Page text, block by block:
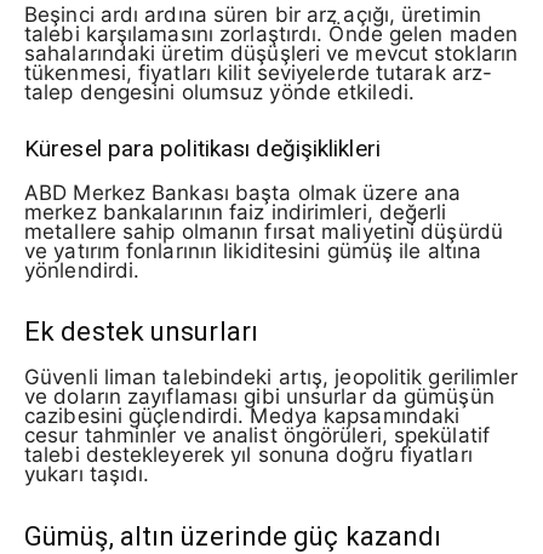
Beşinci ardı ardına süren bir arz açığı, üretimin
talebi karşılamasını zorlaştırdı. Önde gelen maden
sahalarındaki üretim düşüşleri ve mevcut stokların
tükenmesi, fiyatları kilit seviyelerde tutarak arz-
talep dengesini olumsuz yönde etkiledi.
Küresel para politikası değişiklikleri
ABD Merkez Bankası başta olmak üzere ana
merkez bankalarının faiz indirimleri, değerli
metallere sahip olmanın fırsat maliyetini düşürdü
ve yatırım fonlarının likiditesini gümüş ile altına
yönlendirdi.
Ek destek unsurları
Güvenli liman talebindeki artış, jeopolitik gerilimler
ve doların zayıflaması gibi unsurlar da gümüşün
cazibesini güçlendirdi. Medya kapsamındaki
cesur tahminler ve analist öngörüleri, spekülatif
talebi destekleyerek yıl sonuna doğru fiyatları
yukarı taşıdı.
Gümüş, altın üzerinde güç kazandı